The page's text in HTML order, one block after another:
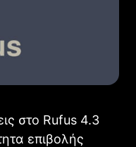
στο Rufus 4.3
επιβολής